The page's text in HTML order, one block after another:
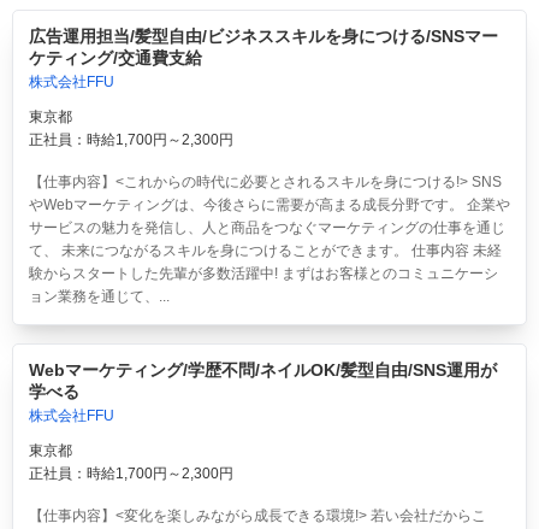
広告運用担当/髪型自由/ビジネススキルを身につける/SNSマー
ケティング/交通費支給
株式会社FFU
東京都
正社員：時給1,700円～2,300円
【仕事内容】<これからの時代に必要とされるスキルを身につける!> SNS
やWebマーケティングは、今後さらに需要が高まる成長分野です。 企業や
サービスの魅力を発信し、人と商品をつなぐマーケティングの仕事を通じ
て、 未来につながるスキルを身につけることができます。 仕事内容 未経
験からスタートした先輩が多数活躍中! まずはお客様とのコミュニケーシ
ョン業務を通じて、...
Webマーケティング/学歴不問/ネイルOK/髪型自由/SNS運用が
学べる
株式会社FFU
東京都
正社員：時給1,700円～2,300円
【仕事内容】<変化を楽しみながら成長できる環境!> 若い会社だからこ